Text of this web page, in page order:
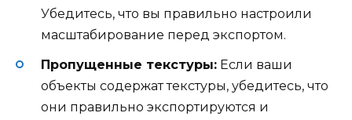
Убедитесь, что вы правильно настроили
масштабирование перед экспортом.
Пропущенные текстуры: Если ваши
объекты содержат текстуры, убедитесь, что
они правильно экспортируются и